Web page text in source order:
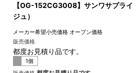
【OG-152CG3008】サンワサプラ
ジュ）
メーカー希望小売価格 オープン価格
販売価格
都度お見積り品です。
1個